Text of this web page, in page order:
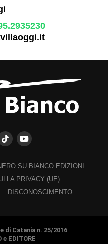
SU BIANCO EDIZIONI
PRIVACY (UE)
DISCONOSCIMENTO
di Catania n. 25/2016
e EDITORE